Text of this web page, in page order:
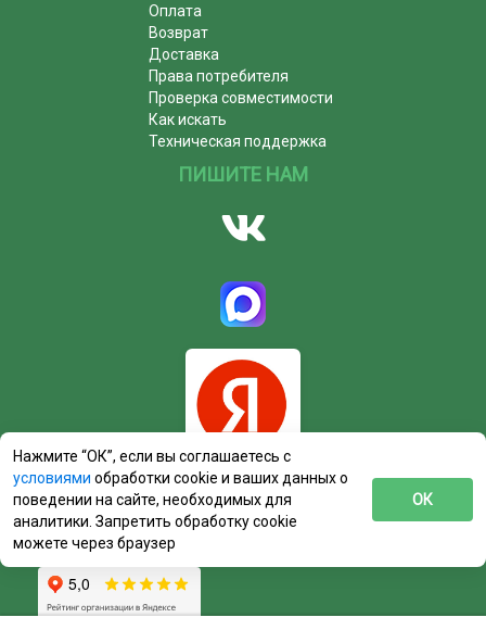
Оплата
Возврат
Доставка
Права потребителя
Проверка совместимости
Как искать
Техническая поддержка
ПИШИТЕ НАМ
Нажмите “ОК”, если вы соглашаетесь с
условиями обработки cookie и ваших данных о
поведении на сайте, необходимых для
аналитики. Запретить обработку cookie
можете через браузер
ОК